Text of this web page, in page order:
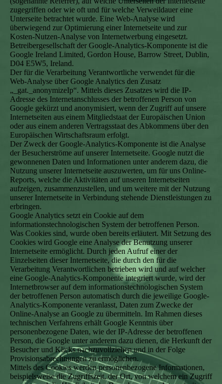
zugegriffen oder wie oft und für welche Verweildauer eine
Unterseite betrachtet wurde. Eine Web-Analyse wird
überwiegend zur Optimierung einer Internetseite und zur
Kosten-Nutzen-Analyse von Internetwerbung eingesetzt.
Betreibergesellschaft der Google-Analytics-Komponente ist die
Google Ireland Limited, Gordon House, Barrow Street, Dublin,
D04 E5W5, Ireland.
Der für die Verarbeitung Verantwortliche verwendet für die
Web-Analyse über Google Analytics den Zusatz
„_gat._anonymizeIp“. Mittels dieses Zusatzes wird die IP-
Adresse des Internetanschlusses der betroffenen Person von
Google gekürzt und anonymisiert, wenn der Zugriff auf unsere
Internetseiten aus einem Mitgliedstaat der Europäischen Union
oder aus einem anderen Vertragsstaat des Abkommens über den
Europäischen Wirtschaftsraum erfolgt.
Der Zweck der Google-Analytics-Komponente ist die Analyse
der Besucherströme auf unserer Internetseite. Google nutzt die
gewonnenen Daten und Informationen unter anderem dazu, die
Nutzung unserer Internetseite auszuwerten, um für uns Online-
Reports, welche die Aktivitäten auf unseren Internetseiten
aufzeigen, zusammenzustellen, und um weitere mit der Nutzung
unserer Internetseite in Verbindung stehende Dienstleistungen zu
erbringen.
Google Analytics setzt ein Cookie auf dem
informationstechnologischen System der betroffenen Person.
Was Cookies sind, wurde oben bereits erläutert. Mit Setzung des
Cookies wird Google eine Analyse der Benutzung unserer
Internetseite ermöglicht. Durch jeden Aufruf einer der
Einzelseiten dieser Internetseite, die durch den für die
Verarbeitung Verantwortlichen betrieben wird und auf welcher
eine Google-Analytics-Komponente integriert wurde, wird der
Internetbrowser auf dem informationstechnologischen System
der betroffenen Person automatisch durch die jeweilige Google-
Analytics-Komponente veranlasst, Daten zum Zwecke der
Online-Analyse an Google zu übermitteln. Im Rahmen dieses
technischen Verfahrens erhält Google Kenntnis über
personenbezogene Daten, wie der IP-Adresse der betroffenen
Person, die Google unter anderem dazu dienen, die Herkunft der
Besucher und Klicks nachzuvollziehen und in der Folge
Provisionsabrechnungen zu ermöglichen.
Mittels des Cookies werden personenbezogene Informationen,
beispielsweise die Zugriffszeit, der Ort, von welchem ein Zugriff